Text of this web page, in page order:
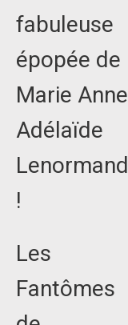
fabuleuse
épopée de
Marie Anne
Adélaïde
Lenormand
!
Les
Fantômes